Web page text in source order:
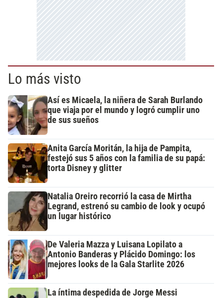
Lo más visto
Así es Micaela, la niñera de Sarah Burlando
que viaja por el mundo y logró cumplir uno
de sus sueños
Anita García Moritán, la hija de Pampita,
festejó sus 5 años con la familia de su papá:
torta Disney y glitter
Natalia Oreiro recorrió la casa de Mirtha
Legrand, estrenó su cambio de look y ocupó
un lugar histórico
De Valeria Mazza y Luisana Lopilato a
Antonio Banderas y Plácido Domingo: los
mejores looks de la Gala Starlite 2026
La íntima despedida de Jorge Messi